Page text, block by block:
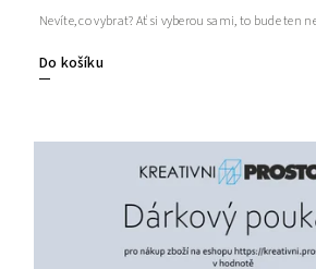
Do košíku
Nevíte, co vybrat? Ať si vyberou sami, to bude ten